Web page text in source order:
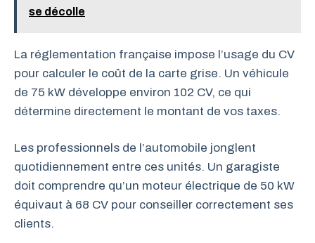
se décolle
La réglementation française impose l’usage du CV
pour calculer le coût de la carte grise. Un véhicule
de 75 kW développe environ 102 CV, ce qui
détermine directement le montant de vos taxes.
Les professionnels de l’automobile jonglent
quotidiennement entre ces unités. Un garagiste
doit comprendre qu’un moteur électrique de 50 kW
équivaut à 68 CV pour conseiller correctement ses
clients.